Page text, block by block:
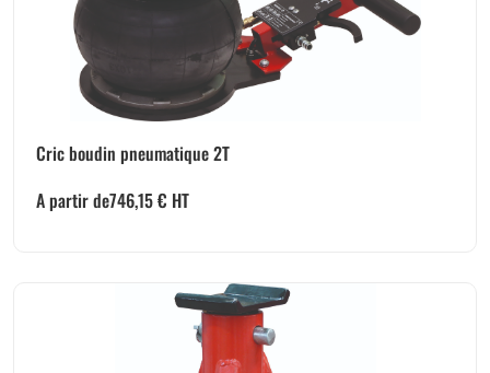
Cric boudin pneumatique 2T
A partir de746,15€ HT